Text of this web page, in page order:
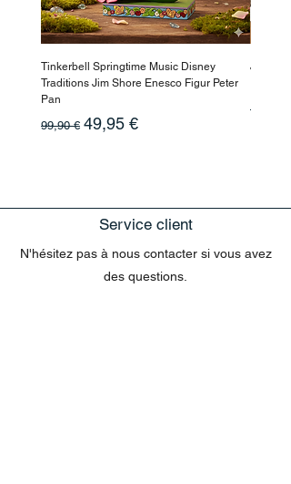
Tinkerbell Springtime Music Disney
Traditions Jim Shore Enesco Figur Peter
Pan
Prix original
99,90 € Prix promotionnel
49,95 €
Jasmin
Prix
199,90 €
Service client
N'hésitez pas à nous contacter si vous avez
des questions.